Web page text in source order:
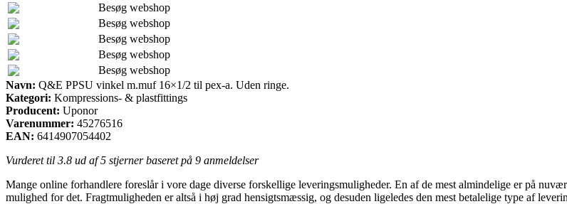
Besøg webshop
Besøg webshop
Besøg webshop
Besøg webshop
Besøg webshop
Navn: Q&E PPSU vinkel m.muf 16×1/2 til pex-a. Uden ringe.
Kategori: Kompressions- & plastfittings
Producent: Uponor
Varenummer: 45276516
EAN: 6414907054402
Vurderet til 3.8 ud af 5 stjerner baseret på 9 anmeldelser
Mange online forhandlere foreslår i vore dage diverse forskellige leveringsmuligheder. En af de mest almindelige er på
mulighed for det. Fragtmuligheden er altså i høj grad hensigtsmæssig, og desuden ligeledes den mest betalelige type af